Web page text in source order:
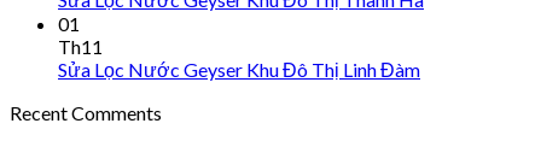
01
Th11
Sửa Lọc Nước Geyser Khu Đô Thị Linh Đàm
Recent Comments